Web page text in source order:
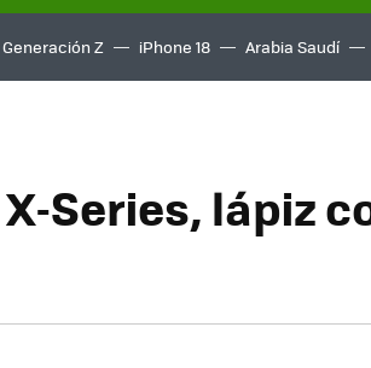
Generación Z iPhone 18 Arabia Saudí
Series, lápiz